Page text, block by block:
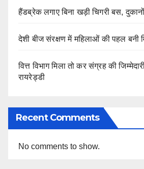
हैंडब्रेक लगाए बिना खड़ी चिगरी बस,
देशी बीज संरक्षण में महिलाओं की पहल बनी
वित्त विभाग मिला तो कर संग्रह की
रायरेड्डी
Recent Comments
No comments to show.